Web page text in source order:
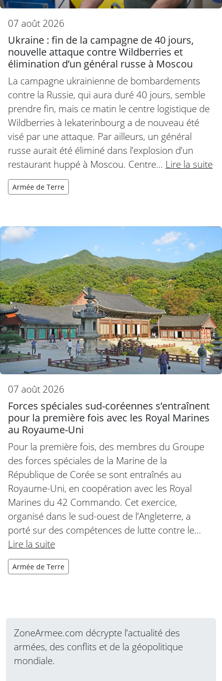
07 août 2026
Ukraine : fin de la campagne de 40 jours,
nouvelle attaque contre Wildberries et
élimination d’un général russe à Moscou
La campagne ukrainienne de bombardements
contre la Russie, qui aura duré 40 jours, semble
prendre fin, mais ce matin le centre logistique de
Wildberries à Iekaterinbourg a de nouveau été
visé par une attaque. Par ailleurs, un général
russe aurait été éliminé dans l’explosion d’un
restaurant huppé à Moscou. Centre… Lire la suite
Armée de Terre
07 août 2026
Forces spéciales sud-coréennes s’entraînent
pour la première fois avec les Royal Marines
au Royaume-Uni
Pour la première fois, des membres du Groupe
des forces spéciales de la Marine de la
République de Corée se sont entraînés au
Royaume-Uni, en coopération avec les Royal
Marines du 42 Commando. Cet exercice,
organisé dans le sud-ouest de l’Angleterre, a
porté sur des compétences de lutte contre le…
Lire la suite
Armée de Terre
ZoneArmee.com décrypte l’actualité des
armées, des conflits et de la géopolitique
mondiale.